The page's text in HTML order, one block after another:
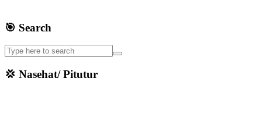
🎯 Search
💢 Nasehat/ Pitutur